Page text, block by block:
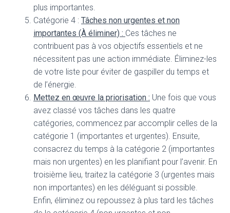
plus importantes.
Catégorie 4 : Tâches non urgentes et non
importantes (À éliminer) : Ces tâches ne
contribuent pas à vos objectifs essentiels et ne
nécessitent pas une action immédiate. Éliminez-les
de votre liste pour éviter de gaspiller du temps et
de l’énergie.
Mettez en œuvre la priorisation : Une fois que vous
avez classé vos tâches dans les quatre
catégories, commencez par accomplir celles de la
catégorie 1 (importantes et urgentes). Ensuite,
consacrez du temps à la catégorie 2 (importantes
mais non urgentes) en les planifiant pour l’avenir. En
troisième lieu, traitez la catégorie 3 (urgentes mais
non importantes) en les déléguant si possible.
Enfin, éliminez ou repoussez à plus tard les tâches